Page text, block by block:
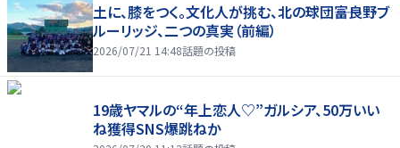
土に、膝をつく。文化人が挑む、北の球団――富良野ブ
ルーリッジ、二つの真実（前編）
2026/07/21 14:48話題の投稿
19歳ヤマルの“年上恋人♡”ガルシア、50万いい
ね獲得SNS爆跳ねか